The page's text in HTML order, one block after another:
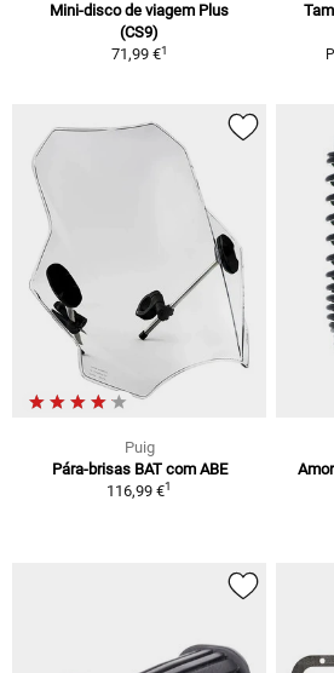
Mini-disco de viagem Plus
(CS9)
71,99 €1
Puig
Pára-brisas BAT com ABE
116,99 €1